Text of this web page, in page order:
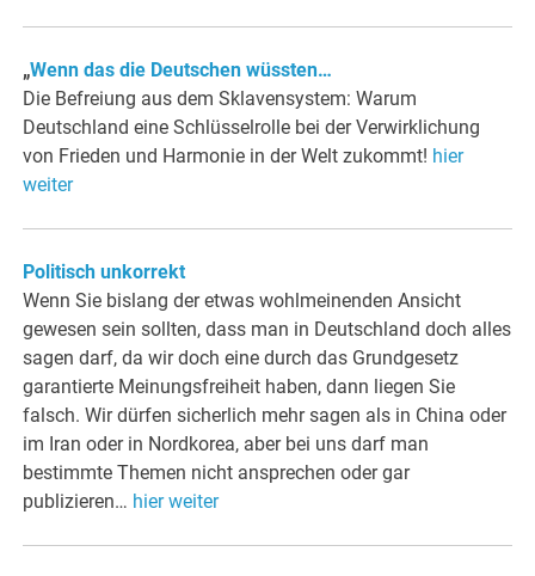
„Wenn das die Deutschen wüssten…
Die Befreiung aus dem Sklavensystem: Warum
Deutschland eine Schlüsselrolle bei der Verwirklichung
von Frieden und Harmonie in der Welt zukommt! hier
weiter
Politisch unkorrekt
Wenn Sie bislang der etwas wohlmeinenden Ansicht
gewesen sein sollten, dass man in Deutschland doch alles
sagen darf, da wir doch eine durch das Grundgesetz
garantierte Meinungsfreiheit haben, dann liegen Sie
falsch. Wir dürfen sicherlich mehr sagen als in China oder
im Iran oder in Nordkorea, aber bei uns darf man
bestimmte Themen nicht ansprechen oder gar
publizieren… hier weiter